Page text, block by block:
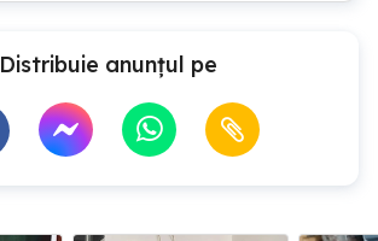
Distribuie anunțul pe